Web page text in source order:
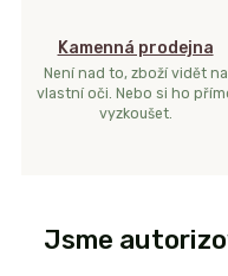
Kamenná prodejna
Není nad to, zboží vidět na
vlastní oči. Nebo si ho
vyzkoušet.
Jsme